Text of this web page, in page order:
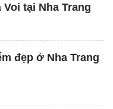
tại Nha Trang
đẹp ở Nha Trang